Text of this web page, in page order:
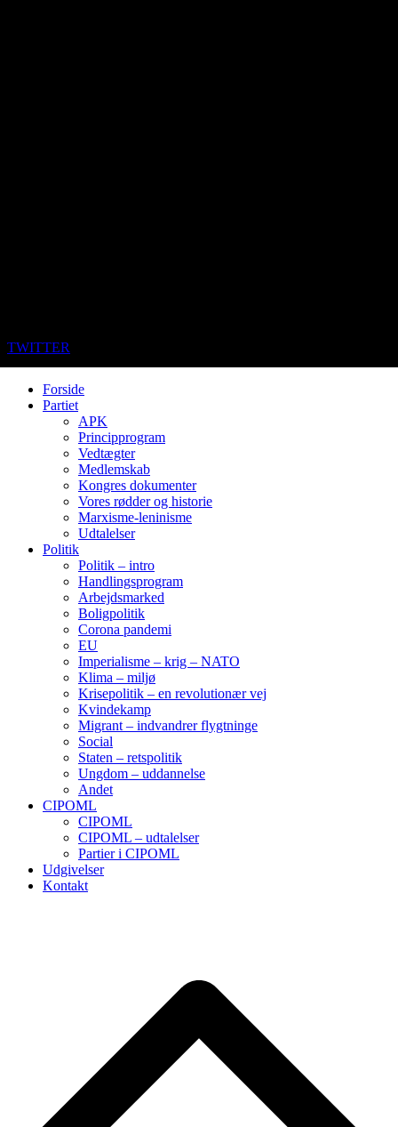
TWITTER
Forside
Partiet
APK
Principprogram
Vedtægter
Medlemskab
Kongres dokumenter
Vores rødder og historie
Marxisme-leninisme
Udtalelser
Politik
Politik – intro
Handlingsprogram
Arbejdsmarked
Boligpolitik
Corona pandemi
EU
Imperialisme – krig – NATO
Klima – miljø
Krisepolitik – en revolutionær vej
Kvindekamp
Migrant – indvandrer flygtninge
Social
Staten – retspolitik
Ungdom – uddannelse
Andet
CIPOML
CIPOML
CIPOML – udtalelser
Partier i CIPOML
Udgivelser
Kontakt